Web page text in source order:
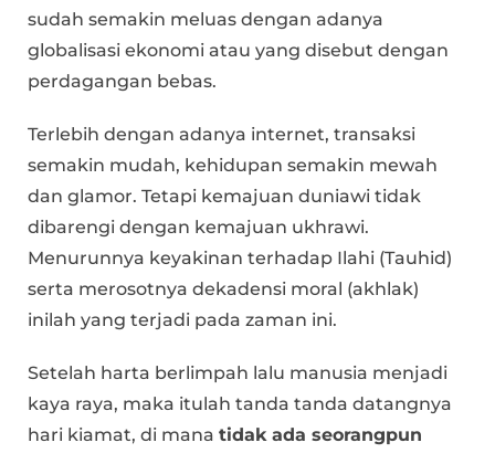
sudah semakin meluas dengan adanya
globalisasi ekonomi atau yang disebut dengan
perdagangan bebas.
Terlebih dengan adanya internet, transaksi
semakin mudah, kehidupan semakin mewah
dan glamor. Tetapi kemajuan duniawi tidak
dibarengi dengan kemajuan ukhrawi.
Menurunnya keyakinan terhadap Ilahi (Tauhid)
serta merosotnya dekadensi moral (akhlak)
inilah yang terjadi pada zaman ini.
Setelah harta berlimpah lalu manusia menjadi
kaya raya, maka itulah tanda tanda datangnya
hari kiamat, di mana tidak ada seorangpun